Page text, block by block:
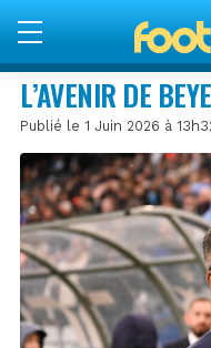
L’AVENIR DE
Publié le 1 Juin 2026 à